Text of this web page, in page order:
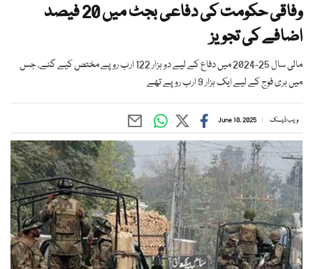
وفاقی حکومت کی دفاعی بجٹ میں 20 فیصد
اضافے کی تجویز
مالی سال 25-2024 میں دفاع کے لیے دو ہزار 122 ارب روپے مختص کیے گئے، جس
میں بری فوج کے لیے ایک ہزار 9 ارب روپے تھے
ویب ڈیسک June 10, 2025